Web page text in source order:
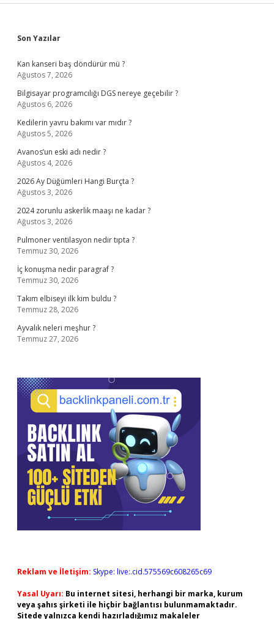
Sidebar
Son Yazılar
Kan kanseri baş döndürür mü ?
Ağustos 7, 2026
Bilgisayar programcılığı DGS nereye geçebilir ?
Ağustos 6, 2026
Kedilerin yavru bakımı var mıdır ?
Ağustos 5, 2026
Avanos’un eski adı nedir ?
Ağustos 4, 2026
2026 Ay Düğümleri Hangi Burçta ?
Ağustos 3, 2026
2024 zorunlu askerlik maaşı ne kadar ?
Ağustos 3, 2026
Pulmoner ventilasyon nedir tıpta ?
Temmuz 30, 2026
İç konuşma nedir paragraf ?
Temmuz 30, 2026
Takım elbiseyi ilk kim buldu ?
Temmuz 28, 2026
Ayvalık neleri meşhur ?
Temmuz 27, 2026
Reklam ve İletişim: Skype: live:.cid.575569c608265c69
Yasal Uyarı: Bu internet sitesi, herhangi bir marka, kurum
veya şahıs şirketi ile hiçbir bağlantısı bulunmamaktadır.
Sitede yalnızca kendi hazırladığımız makaleler